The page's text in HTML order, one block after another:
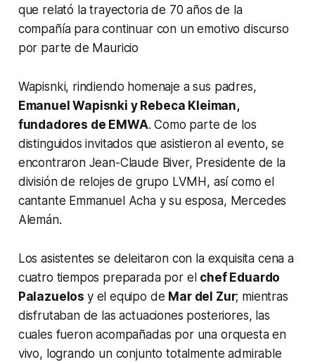
que relató la trayectoria de 70 años de la
compañía para continuar con un emotivo discurso
por parte de Mauricio
Wapisnki, rindiendo homenaje a sus padres,
Emanuel Wapisnki y Rebeca Kleiman,
fundadores de EMWA. Como parte de los
distinguidos invitados que asistieron al evento, se
encontraron Jean-Claude Biver, Presidente de la
división de relojes de grupo LVMH, así como el
cantante Emmanuel Acha y su esposa, Mercedes
Alemán.
Los asistentes se deleitaron con la exquisita cena a
cuatro tiempos preparada por el chef Eduardo
Palazuelos y el equipo de Mar del Zur; mientras
disfrutaban de las actuaciones posteriores, las
cuales fueron acompañadas por una orquesta en
vivo, logrando un conjunto totalmente admirable